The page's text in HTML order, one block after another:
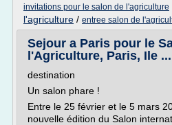
invitations pour le salon de l'agriculture
l'agriculture / entree salon de
Sejour a Paris pour le
l'Agriculture, Paris, Ile ...
destination
Un salon phare !
Entre le 25 février et le 5 mars
nouvelle édition du Salon